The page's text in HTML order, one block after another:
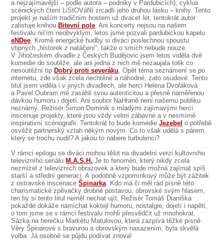
a nejzajímavější – podle autora – podniky v Pardubicích), cyklus
scénických čtení LiStOVáNí zrcadlí jeho druhou lásku – knihy. Tento
projekt je naším tradičním hostem už dvacet let, tentokrát autor
zalistuje knihou Bitevní pole. Ani koncerty nejsou na našem
festivalu ničím neobvyklým, letos jsme pozvali pardubickou kapelu
eNDee. Kromě energické hudby si diváci poslechnou spoustu
vtipných „historek z natáčení“, takže o smích nebude nouze.
V Jihočeském divadle z Českých Budějovic jsem letos viděla dvě
komedie do soutěže, ale ani jedna z nich mě nezaujala tolik co
nesoutěžní tip Dobrý proti severáku. Opět téma seznámení se po
internetu, zde však zcela nechtěné a náhodné, zato osudové. Tento
titul jsem viděla i v jiných divadlech, ale herci Helena Dvořáková
a Pavel Oubram mě zasáhli svou autenticitou a přesně naměřenou
dávkou humoru i dojetí. Ani soubor NaHraně není našemu publiku
neznámý. Režisér Šimon Dominik s mladými zajímavými herci
inscenuje projekty, které jsou vždy velmi zábavné a v nesmírně
inspirativní scénografii. Tentokrát to bude komedieJezebel o potřebě
osvěžit partnerský vztah někým novým. Co to však udělá s párem,
který se trochu nudil? A jakou to nabere turbulenci?
V rámci epilogu se diváci mohou těšit na divadelní verzi kultovního
televizního seriálu M.A.S.H. Je to fenomén, který nikdy zcela
nezmizel z televizních obrazovek a který bude možná zajímat spíš
starší a střední generaci. A podobně vzpomínkový může být zážitek
z ostravské inscenaceŠpinarka. Kdo má či měl rád písně této
charismatické zpěvačky drobné postavou, obrovské svým hlasem,
ten by si tento titul neměl nechat ujít. Režisér Tomáš Dianiška
pokaždé dokáže namíchat koktejl humoru, nostalgie, dojetí i napětí,
o tom jsme se v rámci festivalu mohli přesvědčit už mnohokrát.
Sázka na herečku Markétu Matulovou, která zazpívá těžké písně
Věry Špinarové s bravurou a obrovským nasazením, byla skvělá
volba. Já osobně se půjdu podívat znova!